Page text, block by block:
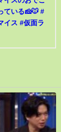
ている🧀🐭 #
イス #仮面ラ